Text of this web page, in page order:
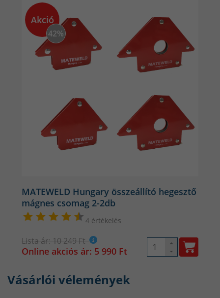
Akció
42%
MATEWELD Hungary összeállító hegesztő
mágnes csomag 2-2db
4 értékelés
Lista ár: 10 249 Ft
Online akciós ár: 5 990 Ft
Vásárlói vélemények